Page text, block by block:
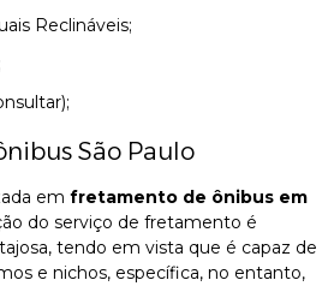
Reclináveis;
São Paulo
emfretamento de ônibus em
do serviço de fretamento é
tendo em vista que é capaz de
e nichos, específica, no entanto,